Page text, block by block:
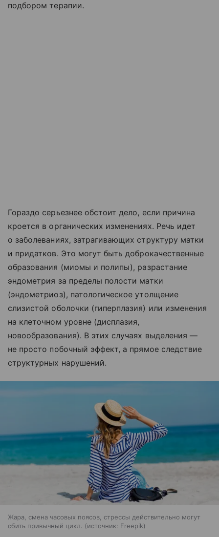
подбором терапии.
Гораздо серьезнее обстоит дело, если причина
кроется в органических изменениях. Речь идет
о заболеваниях, затрагивающих структуру матки
и придатков. Это могут быть доброкачественные
образования (миомы и полипы), разрастание
эндометрия за пределы полости матки
(эндометриоз), патологическое утолщение
слизистой оболочки (гиперплазия) или изменения
на клеточном уровне (дисплазия,
новообразования). В этих случаях выделения —
не просто побочный эффект, а прямое следствие
структурных нарушений.
Жара, смена часовых поясов, стрессы действительно могут
сбить привычный цикл.
источник: Freepik